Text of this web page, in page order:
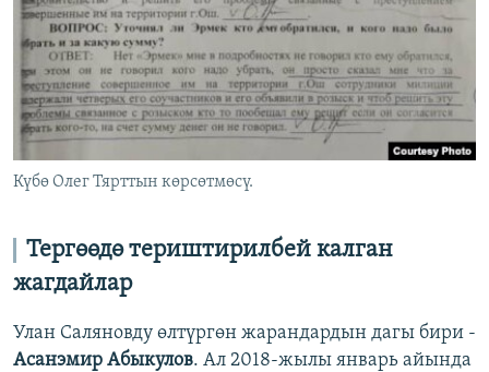
Күбө Олег Тярттын көрсөтмөсү.
Тергөөдө териштирилбей калган
жагдайлар
Улан Саляновду өлтүргөн жарандардын дагы бири -
Асанэмир Абыкулов. Ал 2018-жылы январь айында